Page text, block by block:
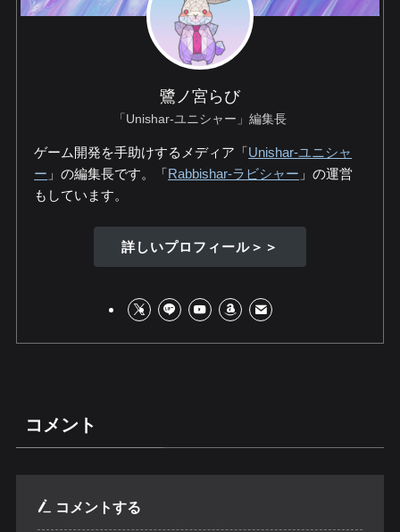
鷺ノ宮らび
「Unishar-ユニシャー」編集長
ゲーム開発を手助けするメディア「Unishar-ユニシャ
ー 」の編集長です。「Rabbishar-ラビシャー 」の運営
もしています。
詳しいプロフィール＞＞
コメント
コメントする